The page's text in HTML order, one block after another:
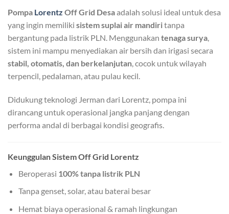
Pompa Lorentz Off Grid Desaadalah solusi ideal untuk desa
yang ingin memiliki sistem suplai air mandiritanpa
bergantung pada listrik PLN. Menggunakan tenaga surya,
sistem ini mampu menyediakan air bersih dan irigasi secara
stabil, otomatis, dan berkelanjutan, cocok untuk wilayah
terpencil, pedalaman, atau pulau kecil.
Didukung teknologi Jerman dari Lorentz, pompa ini
dirancang untuk operasional jangka panjang dengan
performa andal di berbagai kondisi geografis.
Keunggulan Sistem Off Grid Lorentz
Beroperasi 100% tanpa listrik PLN
Tanpa genset, solar, atau baterai besar
Hemat biaya operasional & ramah lingkungan